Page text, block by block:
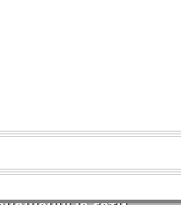
через